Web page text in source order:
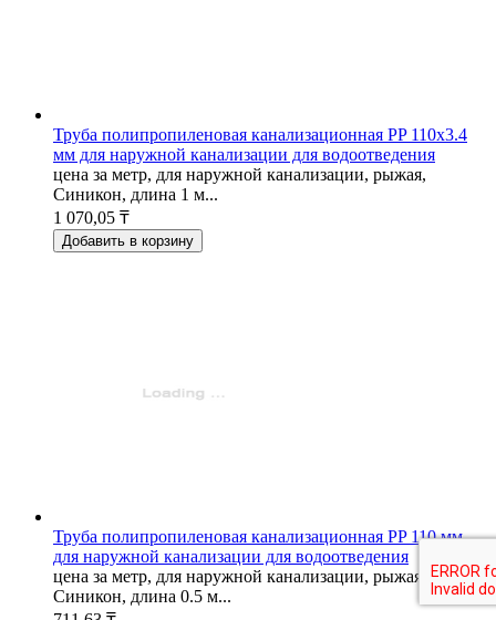
Труба полипропиленовая канализационная PP 110х3.4
мм для наружной канализации для водоотведения
цена за метр, для наружной канализации, рыжая,
Синикон, длина 1 м...
1 070,05 ₸
Добавить в корзину
Труба полипропиленовая канализационная PP 110 мм
для наружной канализации для водоотведения
цена за метр, для наружной канализации, рыжая,
Синикон, длина 0.5 м...